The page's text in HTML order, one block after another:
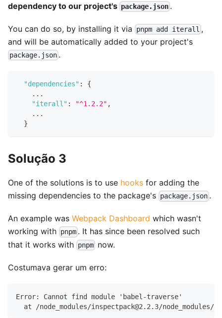
dependency to our project's package.json .
You can do so, by installing it via pnpm add iterall ,
and will be automatically added to your project's
package.json .
"dependencies" :
{
    ...
"iterall" : "^1.2.2" ,
    ...
}
Solução 3
One of the solutions is to use hooks for adding the
missing dependencies to the package's package.json .
An example was Webpack Dashboard which wasn't
working with pnpm . It has since been resolved such
that it works with pnpm now.
Costumava gerar um erro:
Error: Cannot find module 'babel-traverse'
at /node_modules/inspectpack@2.2.3/node_modules/